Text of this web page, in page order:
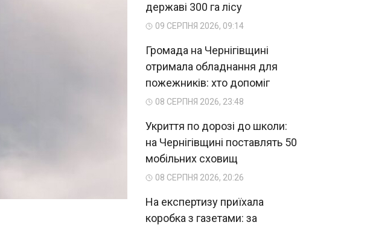
державі 300 га лісу
09 СЕРПНЯ 2026, 09:14
Громада на Чернігівщині
отримала обладнання для
пожежників: хто допоміг
08 СЕРПНЯ 2026, 23:48
Укриття по дорозі до школи:
на Чернігівщині поставлять 50
мобільних сховищ
08 СЕРПНЯ 2026, 20:26
На експертизу приїхала
коробка з газетами: за